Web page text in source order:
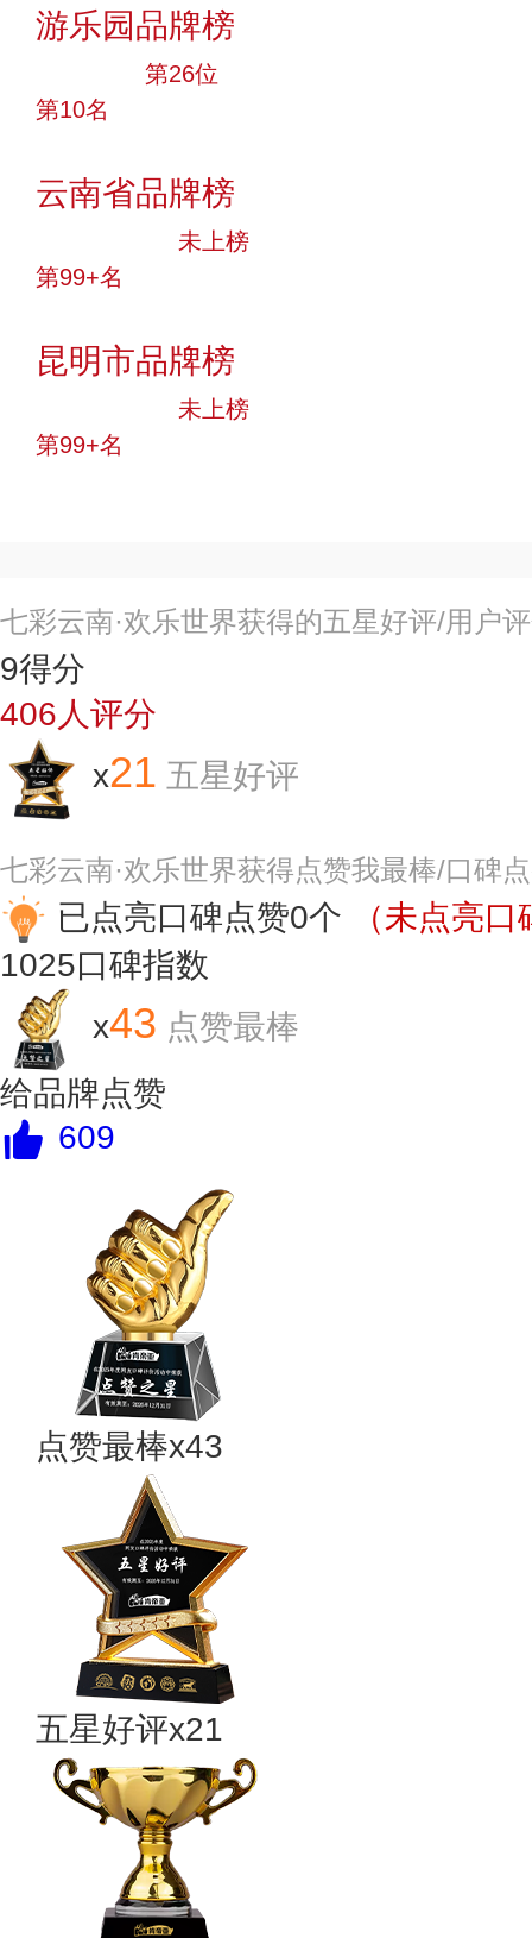
游乐园品牌榜
第26位
第10名
云南省品牌榜
未上榜
第99+名
昆明市品牌榜
未上榜
第99+名
七彩云南·欢乐世界获得的五星好评/用户
9得分
406人评分
x21 五星好评
七彩云南·欢乐世界获得点赞我最棒/口碑
已点亮口碑点赞0个
（未点亮
1025口碑指数
x43 点赞最棒
给品牌点赞
609
点赞最棒x43
五星好评x21